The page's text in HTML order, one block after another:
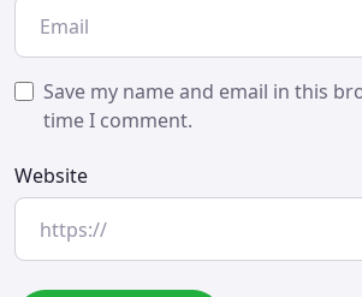
Save my name and email in this
time I comment.
Website